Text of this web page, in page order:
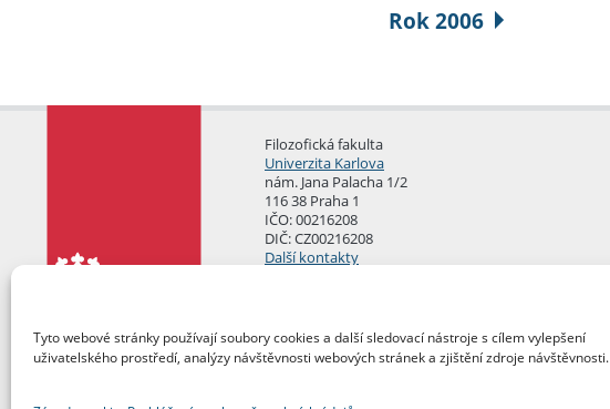
Tyto webové stránky používají soubory cookies a další sledovací nástroje s cílem vylepšení
uživatelského prostředí, analýzy návštěvnosti webových stránek a zjištění zdroje návštěvnosti.
Rok 2006
Filozofická fakulta
Univerzita Karlova
nám. Jana Palacha 1/2
116 38 Praha 1
IČO: 00216208
DIČ: CZ00216208
Další kontakty